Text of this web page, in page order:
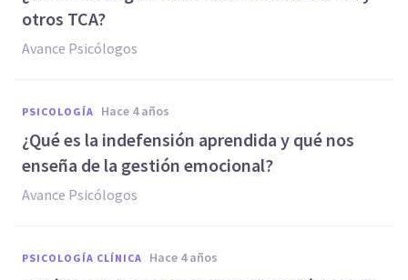
otros TCA?
Avance Psicólogos
PSICOLOGÍA hace 4 años
¿Qué es la indefensión aprendida y qué nos
enseña de la gestión emocional?
Avance Psicólogos
PSICOLOGÍA CLÍNICA hace 4 años